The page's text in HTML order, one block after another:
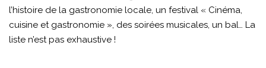
l’histoire de la gastronomie locale, un festival « Cinéma,
cuisine et gastronomie », des soirées musicales, un bal… La
liste n’est pas exhaustive !